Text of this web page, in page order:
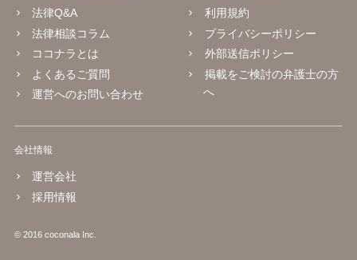
法律Q&A
法律相談コラム
ココナラとは
よくあるご質問
運営へのお問い合わせ
利用規約
プライバシーポリシー
外部送信ポリシー
掲載をご検討の弁護士の方
へ
会社情報
運営会社
採用情報
© 2016 coconala Inc.